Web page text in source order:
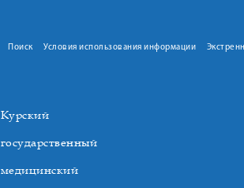
Поиск Условия использования информации
Курский
государственный
медицинский